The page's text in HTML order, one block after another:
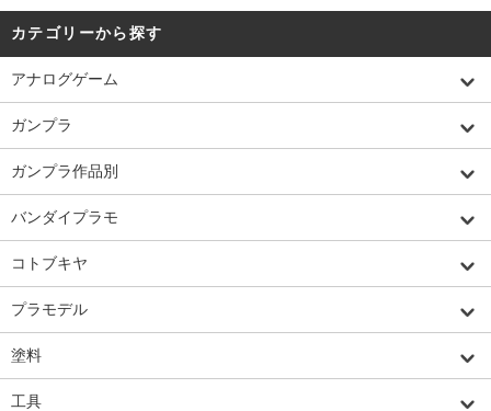
カテゴリーから探す
アナログゲーム
ガンプラ
ガンプラ作品別
バンダイプラモ
コトブキヤ
プラモデル
塗料
工具